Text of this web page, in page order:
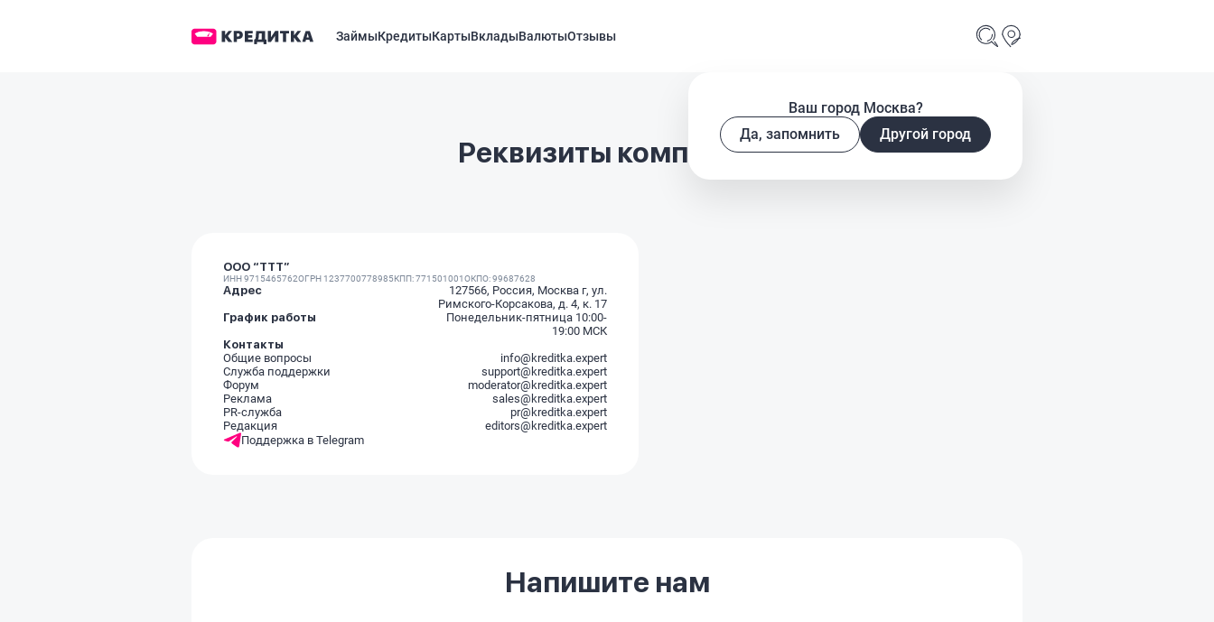
ЗаймыКредитыКартыВкладыВалютыОтзывы
Ваш город Москва?
Да, запомнить
Другой город
Реквизиты компании
ООО “ТТТ”
ИНН 9715465762ОГРН 1237700778985КПП: 771501001ОКПО: 99687628
Адрес
127566, Россия, Москва г, ул.
Римского-Корсакова, д. 4, к. 17
График работы
Понедельник-пятница 10:00-
19:00 МСК
Контакты
Общие вопросы
info@kreditka.expert
Служба поддержки
support@kreditka.expert
Форум
moderator@kreditka.expert
Реклама
sales@kreditka.expert
PR-служба
pr@kreditka.expert
Редакция
editors@kreditka.expert
Поддержка в Telegram
Напишите нам